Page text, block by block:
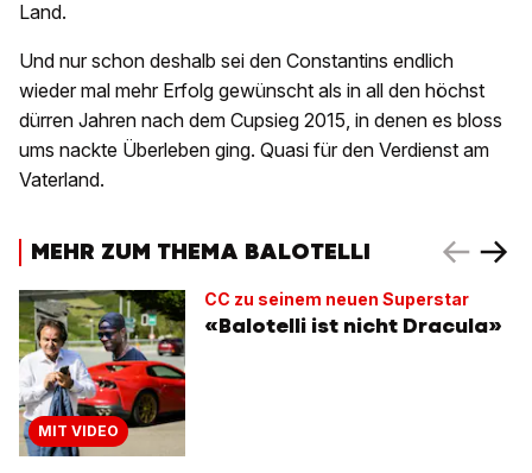
Land.
Und nur schon deshalb sei den Constantins endlich
wieder mal mehr Erfolg gewünscht als in all den höchst
dürren Jahren nach dem Cupsieg 2015, in denen es bloss
ums nackte Überleben ging. Quasi für den Verdienst am
Vaterland.
MEHR ZUM THEMA BALOTELLI
MIT VIDEO
CC zu seinem neuen Superstar
«Balotelli ist nicht Dracula»